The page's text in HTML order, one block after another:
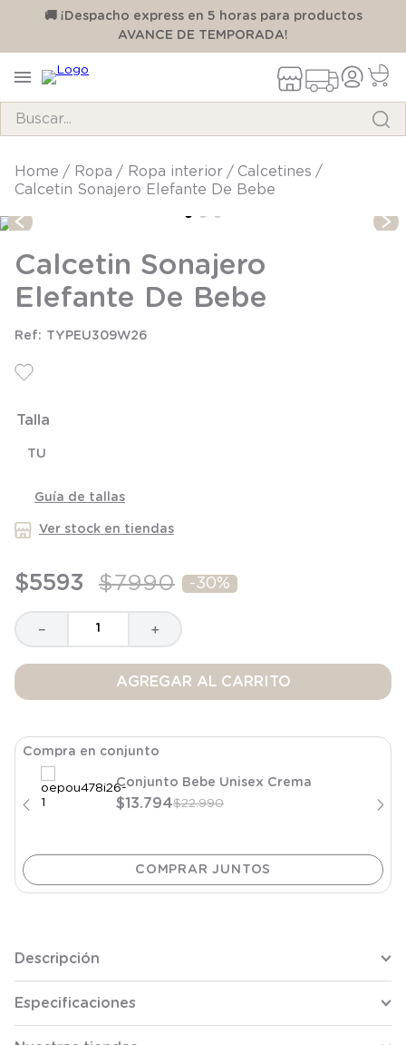
🚚 ¡Despacho express en 5 horas para productos
AVANCE DE TEMPORADA!
ropa ropa interior
calcetines
Calcetin Sonajero Elefante De Bebe
Calcetin Sonajero
Elefante De Bebe
TYPEU309W26
Talla
TU
Guía de tallas
Ver stock en tiendas
$5593 $7990 -30%
＋
－
AGREGAR AL CARRITO
Compra en conjunto
Conjunto Bebe Unisex Crema
$13.794$22.990
Descripción
Especificaciones
TÉRMINOS MÁS BUSCADOS
3.
zapatillas
body
5
manta
8.
9.